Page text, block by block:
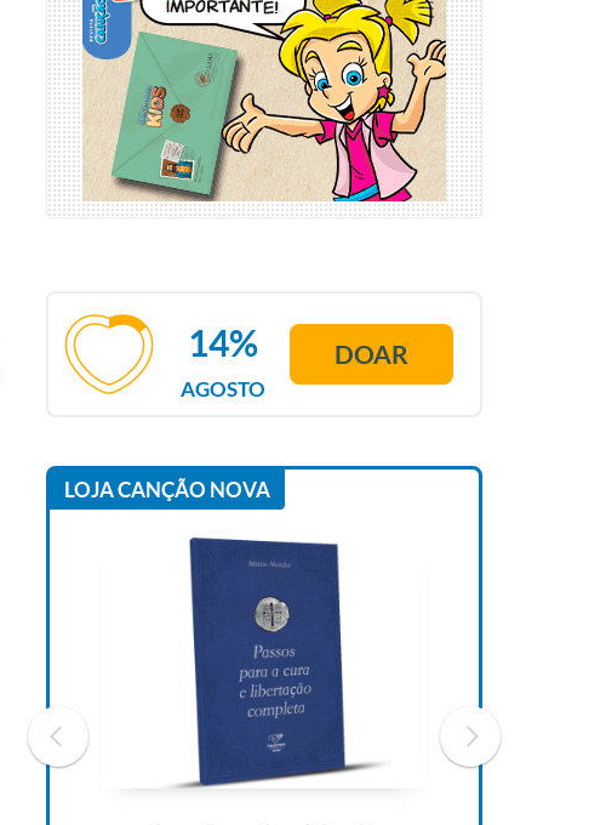
AGOSTO
14% DOAR
LOJA CANÇÃO NOVA